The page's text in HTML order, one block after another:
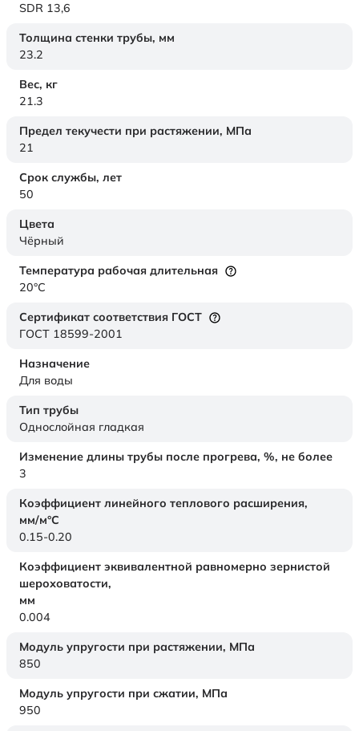
SDR 13,6
Толщина стенки трубы, мм
23.2
Вес, кг
21.3
Предел текучести при растяжении, МПа
21
Срок службы, лет
50
Цвета
Чёрный
Температура рабочая длительная
20°C
Сертификат соответствия ГОСТ
ГОСТ 18599-2001
Назначение
Для воды
Тип трубы
Однослойная гладкая
Изменение длины трубы после прогрева, %, не более
3
Коэффициент линейного теплового расширения,
мм/м°С
0.15-0.20
Коэффициент эквивалентной равномерно зернистой
шероховатости,
мм
0.004
Модуль упругости при растяжении, МПа
850
Модуль упругости при сжатии, МПа
950